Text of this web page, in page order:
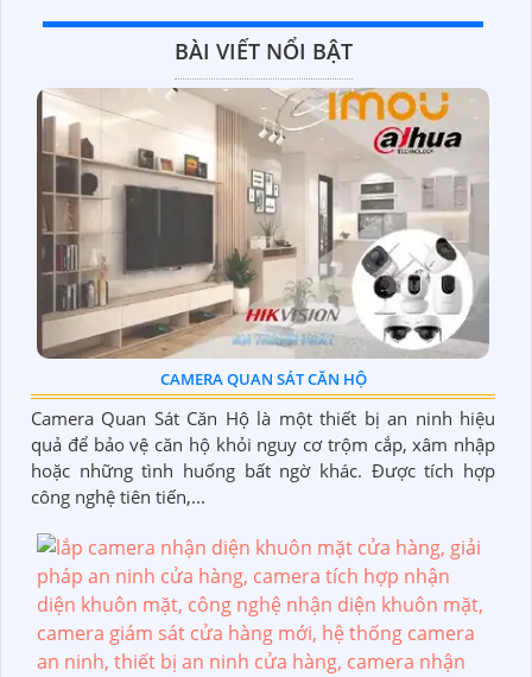
BÀI VIẾT NỔI BẬT
CAMERA QUAN SÁT CĂN HỘ
Camera Quan Sát Căn Hộ là một thiết bị an ninh hiệu
quả để bảo vệ căn hộ khỏi nguy cơ trộm cắp, xâm nhập
hoặc những tình huống bất ngờ khác. Được tích hợp
công nghệ tiên tiến,...